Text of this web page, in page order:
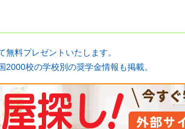
料プレゼントいたします。
校の学校別の奨学金情報も掲載。